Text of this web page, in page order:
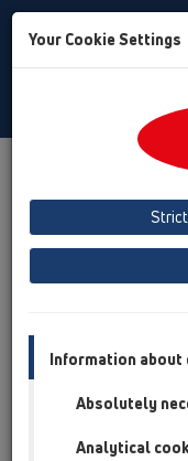
Baltic (LT,ET,LV)
Product
Horizontalus
Produktai
Your Cookie Settings
Information about
Absolutely
Analytical